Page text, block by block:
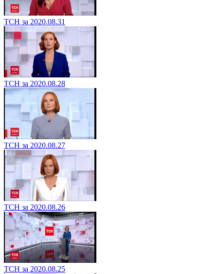
ТСН за 2020.08.31
ТСН за 2020.08.28
ТСН за 2020.08.27
ТСН за 2020.08.26
ТСН за 2020.08.25